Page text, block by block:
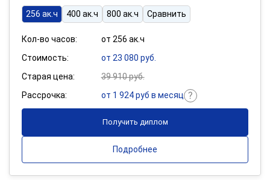
256 ак.ч
400 ак.ч 800 ак.ч Сравнить
Кол-во часов:
от 256 ак.ч
Стоимость:
от 23 080 руб.
Старая цена:
39 910 руб.
Рассрочка:
от 1 924 руб в месяц
Получить диплом
Подробнее